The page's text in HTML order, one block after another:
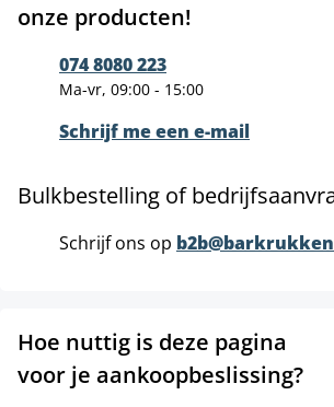
onze producten!
074 8080 223
Ma-vr, 09:00 - 15:00
Schrijf me een e-mail
Bulkbestelling of
Schrijf ons op
Hoe nuttig is deze pagina
voor je aankoopbeslissing?